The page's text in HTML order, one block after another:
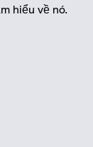
hiểu về nó.